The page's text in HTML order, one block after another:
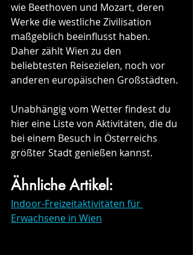
wie Beethoven und Mozart, deren
Werke die westliche Zivilisation
maßgeblich beeinflusst haben.
Daher zählt Wien zu den
beliebtesten Reisezielen, noch vor
anderen europäischen Großstädten.
Unabhängig vom Wetter findest du
hier eine Liste von Aktivitäten, die du
bei einem Besuch in Österreichs
größter Stadt genießen kannst.
Ähnliche Artikel:
Indoor-Freizeitaktivitäten für
Erwachsene in Wien